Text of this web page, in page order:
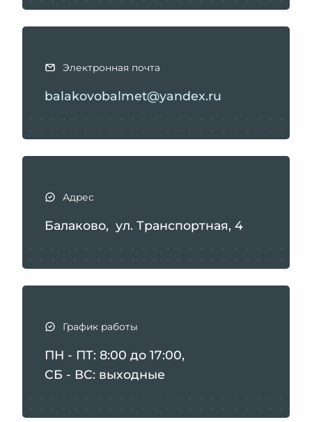
а
т
Электронная почта
balakovobalmet@yandex.ru
Адрес
Балаково, ул. Транспортная, 4
График работы
ПН - ПТ: 8:00 до 17:00,
СБ - ВС: выходные